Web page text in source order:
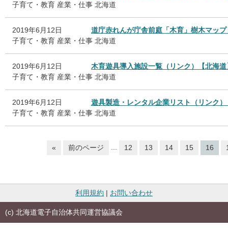
子育て・教育 産業・仕事 北海道
2019年6月12日
道庁赤れんが庁舎前庭「木育」樹木マッ
子育て・教育 産業・仕事 北海道
2019年6月12日
木育遊具導入施設一覧（リンク）【北海道
子育て・教育 産業・仕事 北海道
2019年6月12日
遊具製造・レンタル企業リスト（リンク
子育て・教育 産業・仕事 北海道
« 前のページ ... 12 13 14 15 16
利用規約 | お問い合わせ
(c) 北海道電子自治体共同運営協議会